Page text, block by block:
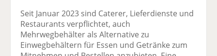
Seit Januar 2023 sind Caterer, Lieferdienste und
Restaurants verpflichtet, auch
Mehrwegbehälter als Alternative zu
Einwegbehältern für Essen und Getränke zum